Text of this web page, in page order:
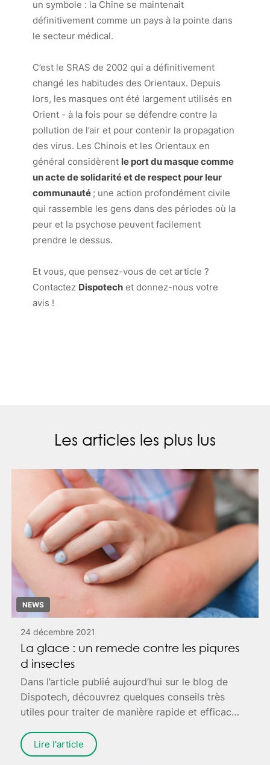
un symbole : la Chine se maintenait
définitivement comme un pays à la pointe dans
le secteur médical.
C’est le SRAS de 2002 qui a définitivement
changé les habitudes des Orientaux. Depuis
lors, les masques ont été largement utilisés en
Orient - à la fois pour se défendre contre la
pollution de l’air et pour contenir la propagation
des virus. Les Chinois et les Orientaux en
général considèrent le port du masque comme
un acte de solidarité et de respect pour leur
communauté ; une action profondément civile
qui rassemble les gens dans des périodes où la
peur et la psychose peuvent facilement
prendre le dessus.
Et vous, que pensez-vous de cet article ?
Contactez Dispotech et donnez-nous votre
avis !
Les articles les plus lus
NEWS
24 décembre 2021
La glace : un remede contre les piqures
d insectes
Dans l’article publié aujourd’hui sur le blog de
Dispotech, découvrez quelques conseils très
utiles pour traiter de manière rapide et efficace
peut arriver, donc mieux vaut ne pas se laisser
surprendre et agir vite afin d’accélérer le
Lire l'article